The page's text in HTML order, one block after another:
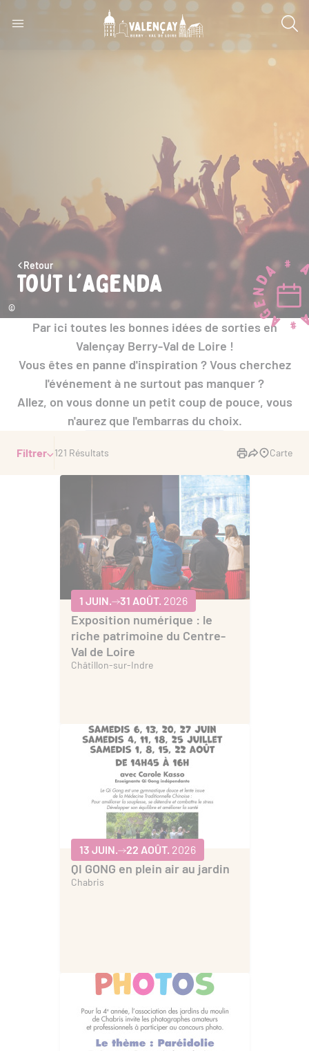
Retour
Tout l'agenda
©
Par ici toutes les bonnes idées de sorties en
Valençay Berry-Val de Loire !
Vous êtes en panne d'inspiration ? Vous cherchez
l'événement à ne surtout pas manquer ?
Allez, on vous donne un petit coup de pouce, vous
n'aurez que l'embarras du choix.
Filtrer 121 Résultats Carte
1 JUIN. 31 AOÛT. 2026
Exposition numérique : le
riche patrimoine du Centre-
Val de Loire
Châtillon-sur-Indre
13 JUIN. 22 AOÛT. 2026
QI GONG en plein air au jardin
Chabris